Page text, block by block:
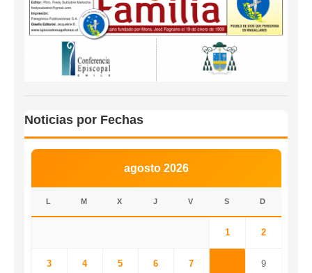
Noticias por Fechas
agosto 2026
L M X J V S D
1 2
3 4 5 6 7 9